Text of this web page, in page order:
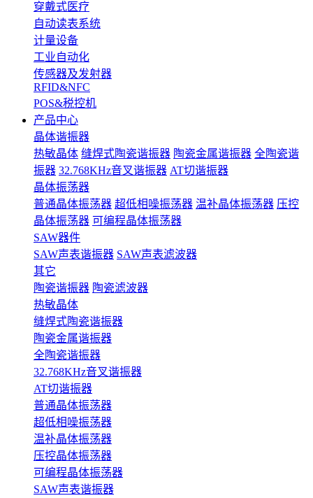
穿戴式医疗
自动读表系统
计量设备
工业自动化
传感器及发射器
RFID&NFC
POS&税控机
产品中心
晶体谐振器
热敏晶体 缝焊式陶瓷谐振器 陶瓷金属谐振器 全陶瓷谐
振器 32.768KHz音叉谐振器 AT切谐振器
晶体振荡器
普通晶体振荡器 超低相噪振荡器 温补晶体振荡器 压控
晶体振荡器 可编程晶体振荡器
SAW器件
SAW声表谐振器 SAW声表滤波器
其它
陶瓷谐振器 陶瓷滤波器
热敏晶体
缝焊式陶瓷谐振器
陶瓷金属谐振器
全陶瓷谐振器
32.768KHz音叉谐振器
AT切谐振器
普通晶体振荡器
超低相噪振荡器
温补晶体振荡器
压控晶体振荡器
可编程晶体振荡器
SAW声表谐振器